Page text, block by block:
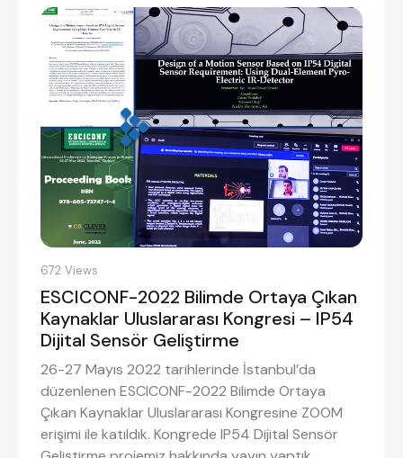
672 Views
ESCICONF-2022 Bilimde Ortaya Çıkan
Kaynaklar Uluslararası Kongresi – IP54
Dijital Sensör Geliştirme
26-27 Mayıs 2022 tarihlerinde İstanbul’da
düzenlenen ESCICONF-2022 Bilimde Ortaya
Çıkan Kaynaklar Uluslararası Kongresine ZOOM
erişimi ile katıldık. Kongrede IP54 Dijital Sensör